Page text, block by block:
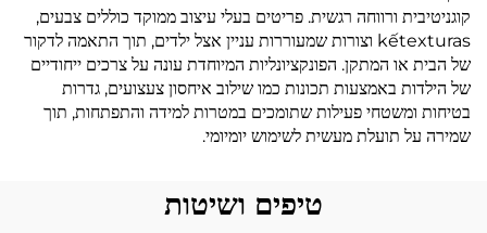
קוגניטיבית ורווחה רגשית. פריטים בעלי עיצוב ממוקד כוללים צבעים,
kếtexturas וצורות שמעוררות עניין אצל ילדים, תוך התאמה לדקור
של הבית או המתקן. הפונקציונליות המיוחדת עונה על צרכים ייחודיים
של הילדות באמצעות תכונות כמו שילוב איחסון צעצועים, גדרות
בטיחות ומשטחי פעילות שתומכים במטרות למידה והתפתחות, תוך
שמירה על תועלת מעשית לשימוש יומיומי.
טיפים ושיטות